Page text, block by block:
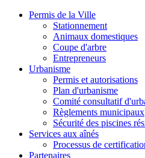
Permis de la Ville
Stationnement
Animaux domestiques
Coupe d'arbre
Entrepreneurs
Urbanisme
Permis et autorisations
Plan d'urbanisme
Comité consultatif
Règlements municipaux
Sécurité des piscines
Services aux aînés
Processus de
Partenaires